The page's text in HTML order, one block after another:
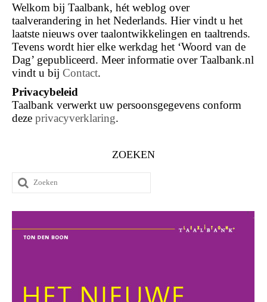
Welkom bij Taalbank, hét weblog over
taalverandering in het Nederlands. Hier vindt u het
laatste nieuws over taalontwikkelingen en taaltrends.
Tevens wordt hier elke werkdag het ‘Woord van de
Dag’ gepubliceerd. Meer informatie over Taalbank.nl
vindt u bij Contact.
Privacybeleid
Taalbank verwerkt uw persoonsgegevens conform
deze privacyverklaring.
ZOEKEN
Zoeken
naar: